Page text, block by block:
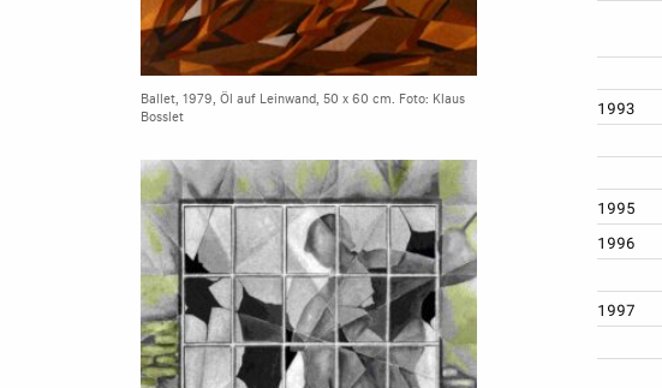
Ballet, 1979, Öl auf Leinwand, 50 x 60 cm. Foto: Klaus
Bosslet
1993
1995
1996
1997